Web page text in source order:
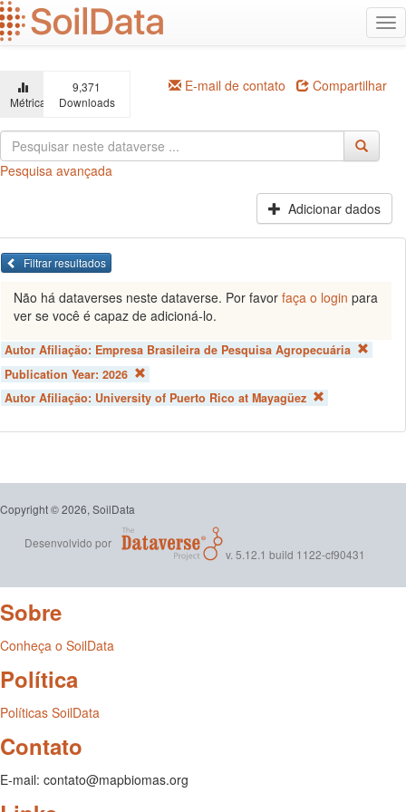
Ir
para
o
principal
Métricas
9,371
Downloads
E-mail de contato Compartilhar
Pesquisa avançada
Adicionar dados
Filtrar resultados
Não há dataverses neste dataverse. Por favor faça o login para
ver se você é capaz de adicioná-lo.
Autor Afiliação: Empresa Brasileira de Pesquisa Agropecuária
Publication Year: 2026
Autor Afiliação: University of Puerto Rico at Mayagüez
Copyright © 2026, SoilData
Desenvolvido por
v. 5.12.1 build 1122-cf90431
Sobre
Conheça o SoilData
Política
Políticas SoilData
Contato
E-mail: contato@mapbiomas.org